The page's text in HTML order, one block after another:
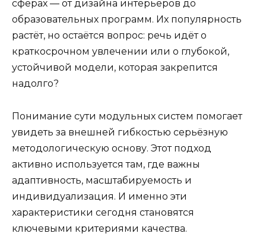
сферах — от дизайна интерьеров до
образовательных программ. Их популярность
растёт, но остаётся вопрос: речь идёт о
краткосрочном увлечении или о глубокой,
устойчивой модели, которая закрепится
надолго?
Понимание сути модульных систем помогает
увидеть за внешней гибкостью серьёзную
методологическую основу. Этот подход
активно используется там, где важны
адаптивность, масштабируемость и
индивидуализация. И именно эти
характеристики сегодня становятся
ключевыми критериями качества.